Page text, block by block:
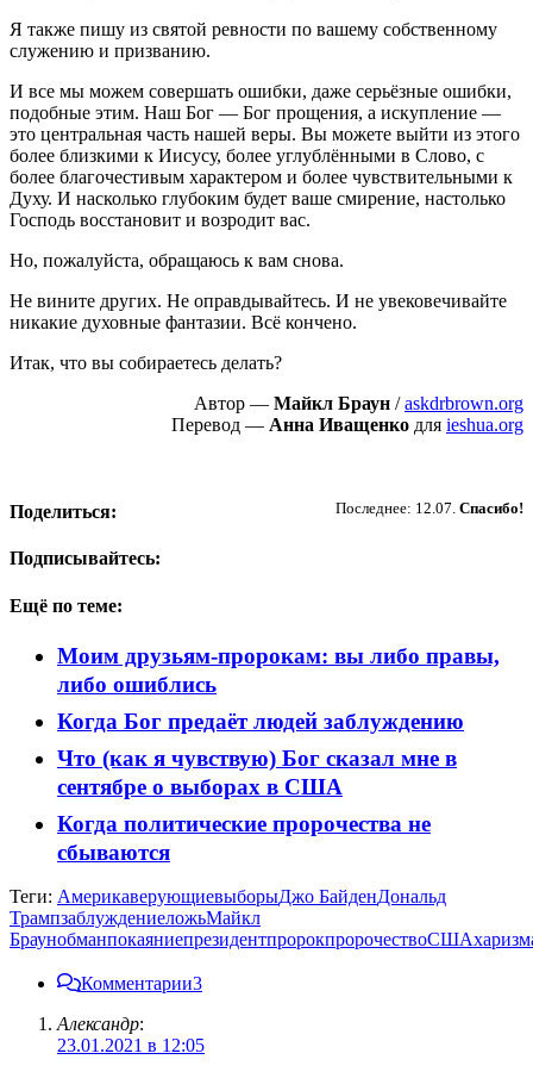
Я также пишу из святой ревности по вашему собственному
служению и призванию.
И все мы можем совершать ошибки, даже серьёзные ошибки,
подобные этим. Наш Бог — Бог прощения, а искупление —
это центральная часть нашей веры. Вы можете выйти из этого
более близкими к Иисусу, более углублёнными в Слово, с
более благочестивым характером и более чувствительными к
Духу. И насколько глубоким будет ваше смирение, настолько
Господь восстановит и возродит вас.
Но, пожалуйста, обращаюсь к вам снова.
Не вините других. Не оправдывайтесь. И не увековечивайте
никакие духовные фантазии. Всё кончено.
Итак, что вы собираетесь делать?
Автор — Майкл Браун /askdrbrown.org
Перевод — Анна Иващенко для ieshua.org
Последнее: 12.07. Спасибо!
Поделиться:
Подписывайтесь:
Ещё по теме:
Моим друзьям-пророкам: вы либо правы,
либо ошиблись
Когда Бог предаёт людей заблуждению
Что (как я чувствую) Бог сказал мне в
сентябре о выборах в США
Когда политические пророчества не
сбываются
Теги: АмерикаверующиевыборыДжо БайденДональд
ТрампзаблуждениеложьМайкл
БраунобманпокаяниепрезидентпророкпророчествоСША
Комментарии3
Александр:
23.01.2021 в 12:05